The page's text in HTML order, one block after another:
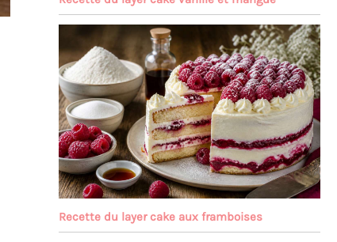
Recette du layer cake aux framboises